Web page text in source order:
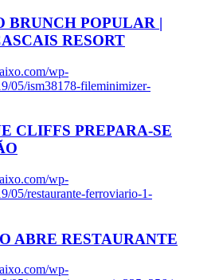
BRUNCH POPULAR |
RESORT
wp-
05/ism38178-fileminimizer-
CLIFFS PREPARA-SE
wp-
05/restaurante-ferroviario-1-
ABRE RESTAURANTE
wp-